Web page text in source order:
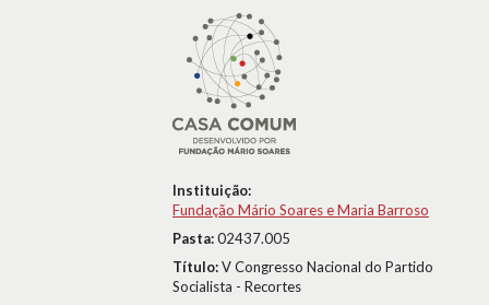
Instituição:
Fundação Mário Soares e Maria Barroso
Pasta:02437.005
Título:V Congresso Nacional do Partido
Socialista - Recortes